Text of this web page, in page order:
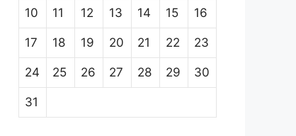
10 11 12 13 14 15 16
17 18 19 20 21 22 23
24 25 26 27 28 29 30
31